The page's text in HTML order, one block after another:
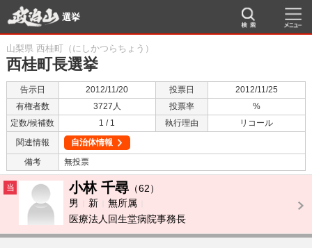
選挙
山梨県 西桂町（にしかつらちょう）
西桂町長選挙
告示日 2012/11/20 投票日
2012/11/25
有権者数
3727人 投票率
%
定数/候補数
1 / 1 執行理由
リコール
関連情報
自治体情報
備考
無投票
当 小林 千尋 （62）
男
新
無所属
医療法人回生堂病院事務長